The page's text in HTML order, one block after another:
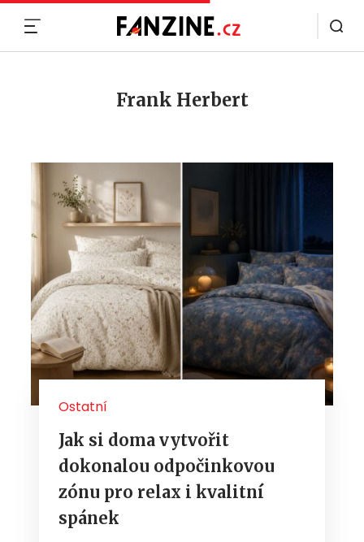
Frank Herbert
Ostatní
Jak si doma vytvořit
dokonalou odpočinkovou
zónu pro relax i kvalitní
spánek